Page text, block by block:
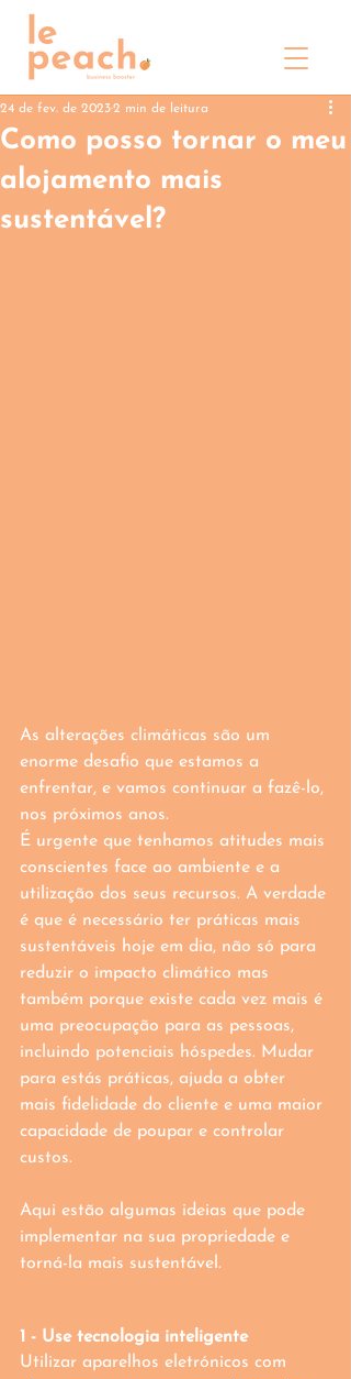
Como posso tornar o meu
alojamento mais
sustentável?
24 de fev. de 20232 min de leitura
As alterações climáticas são um
enorme desafio que estamos a
enfrentar, e vamos continuar a fazê-lo,
nos próximos anos.
É urgente que tenhamos atitudes mais
conscientes face ao ambiente e a
utilização dos seus recursos. A verdade
é que é necessário ter práticas mais
sustentáveis hoje em dia, não só para
reduzir o impacto climático mas
também porque existe cada vez mais é
uma preocupação para as pessoas,
incluindo potenciais hóspedes. Mudar
para estás práticas, ajuda a obter
mais fidelidade do cliente e uma maior
capacidade de poupar e controlar
custos.
Aqui estão algumas ideias que pode
implementar na sua propriedade e
torná-la mais sustentável.
1 - Use tecnologia inteligente
Utilizar aparelhos eletrónicos com